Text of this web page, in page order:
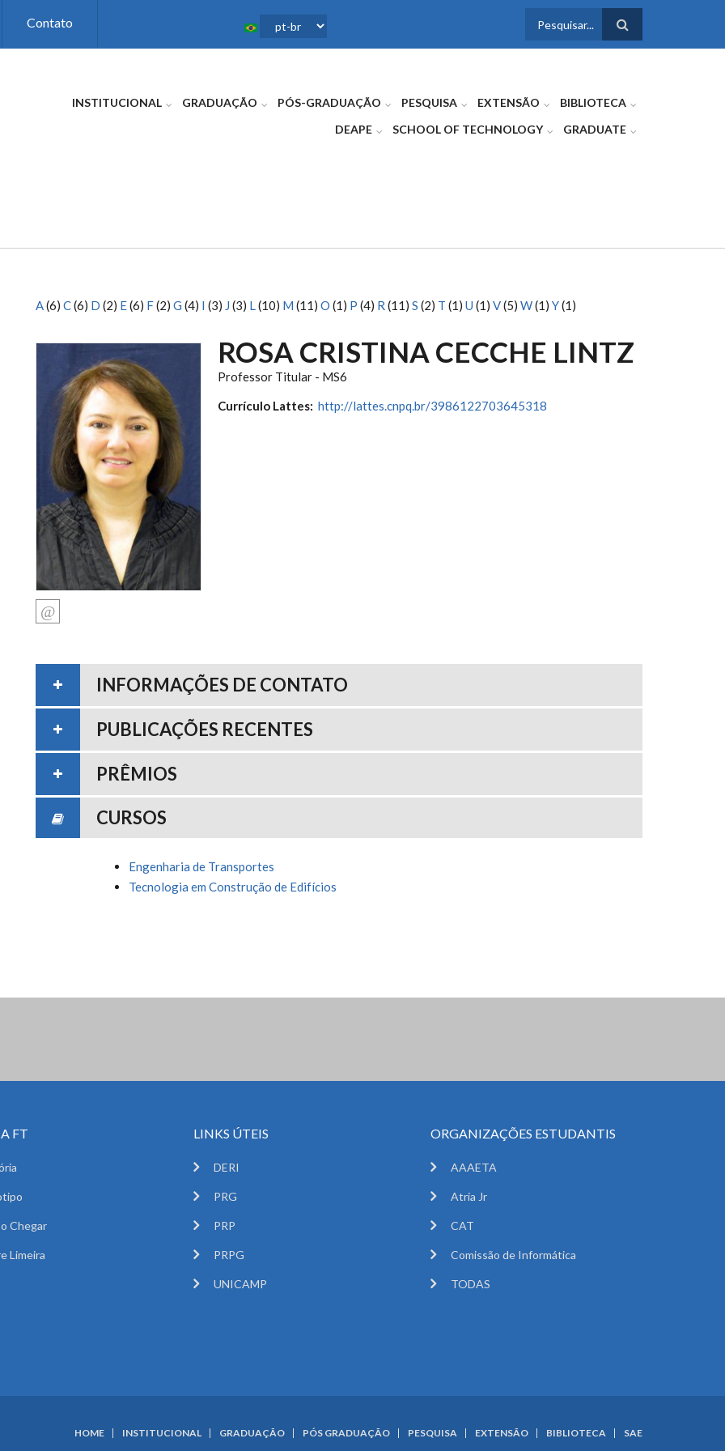
Contato
FORMULÁRIO
INSTITUCIONAL GRADUAÇÃO PÓS-GRADUAÇÃO PESQUISA EXTENSÃO
BIBLIOTECA
DEAPE
SCHOOL OF TECHNOLOGY GRADUATE
A(6) C(6) D (2) E(6) F(2) G (4) I (3) J (3) L(10) M (11) O (1) P (4) R (11) S (2) T (1) U (1) V(5) W(1) Y(1)
ROSA CRISTINA CECCHE LINTZ
Professor Titular - MS6
Currículo Lattes: http://lattes.cnpq.br/3986122703645318
INFORMAÇÕES DE CONTATO
PUBLICAÇÕES RECENTES
PRÊMIOS
CURSOS
Engenharia de Transportes
Tecnologia em Construção de Edifícios
FT
Chegar
Limeira
LINKS ÚTEIS
DERI
PRG
PRP
PRPG
UNICAMP
ORGANIZAÇÕES ESTUDANTIS
AAAETA
Atria Jr
CAT
Comissão de Informática
TODAS
HOME INSTITUCIONAL GRADUAÇÃO PÓS GRADUAÇÃO PESQUISA EXTENSÃO BIBLIOTECA SAE